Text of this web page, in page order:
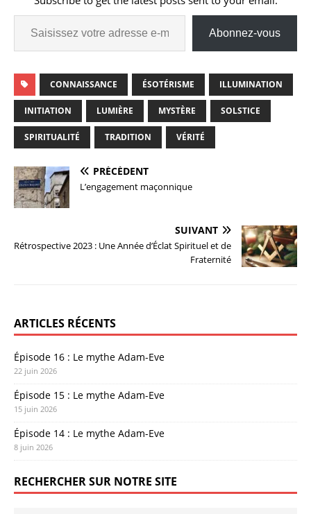
Abonnez-vous
CONNAISSANCE ÉSOTÉRISME ILLUMINATION
INITIATION LUMIÈRE MYSTÈRE SOLSTICE
SPIRITUALITÉ TRADITION VÉRITÉ
PRÉCÉDENT
L’engagement maçonnique
SUIVANT
Rétrospective 2023 : Une Année d’Éclat Spirituel et de
Fraternité
ARTICLES RÉCENTS
Épisode 16 : Le mythe Adam-Eve
22 juin 2026
Épisode 15 : Le mythe Adam-Eve
15 juin 2026
Épisode 14 : Le mythe Adam-Eve
8 juin 2026
RECHERCHER SUR NOTRE SITE